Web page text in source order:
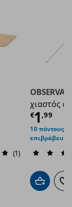
τιμή€
(1)
στα αγαπημένα
χιαστός
€1 ,99
10 πόντους
Προσθήκη